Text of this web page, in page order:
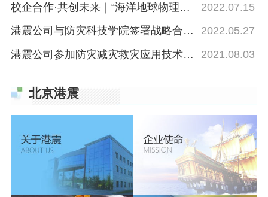
校企合作·共创未来｜“海洋地球物理观测站”揭牌成立
2022.07.15
港震公司与防灾科技学院签署战略合作框架协议
2022.05.27
港震公司参加防灾减灾救灾应用技术成果暨新唐山45周年成就展
2021.08.03
北京港震